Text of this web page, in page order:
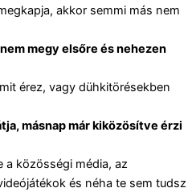
akkor semmi más nem
megy elsőre és nehezen
érez, vagy dühkitörésekben
másnap már kiközösítve érzi
a közösségi média, az
és néha te sem tudsz